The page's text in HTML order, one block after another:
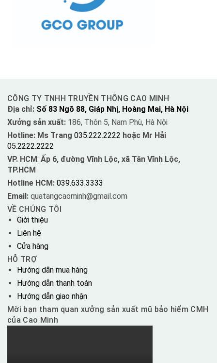
CÔNG TY TNHH TRUYỀN THÔNG CAO MINH
Địa chỉ: Số 83 Ngõ 88, Giáp Nhị, Hoàng Mai, Hà Nội
Xưởng sản xuất: 186, Thôn 5, Nam Phù, Hà Nội
Hotline: Ms Trang 035.222.2222 hoặc Mr Hải
05.2222.2222
VP. HCM: Ấp 6, đường Vĩnh Lộc, xã Tân Vĩnh Lộc,
TP.HCM
Hotline HCM: 039.633.3333
Email: quatangcaominh@gmail.com
VỀ CHÚNG TÔI
Giới thiệu
Liên hệ
Cửa hàng
HỖ TRỢ
Hướng dẫn mua hàng
Hướng dẫn thanh toán
Hướng dẫn giao nhận
Mời bạn tham quan xưởng sản xuất mũ bảo hiểm CMH
của Cao Minh